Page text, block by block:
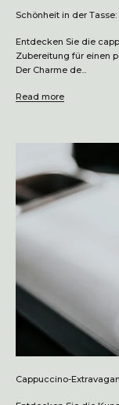
Schönheit in der
Entdecken Sie die
Zubereitung für einen
Der Charme de...
Read more
Cappuccino-